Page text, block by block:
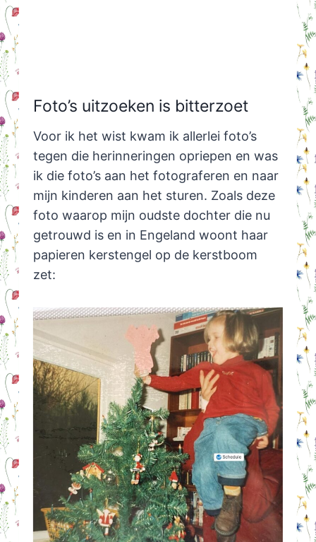
Foto’s uitzoeken is bitterzoet
Voor ik het wist kwam ik allerlei foto’s
tegen die herinneringen opriepen en was
ik die foto’s aan het fotograferen en naar
mijn kinderen aan het sturen. Zoals deze
foto waarop mijn oudste dochter die nu
getrouwd is en in Engeland woont haar
papieren kerstengel op de kerstboom
zet: